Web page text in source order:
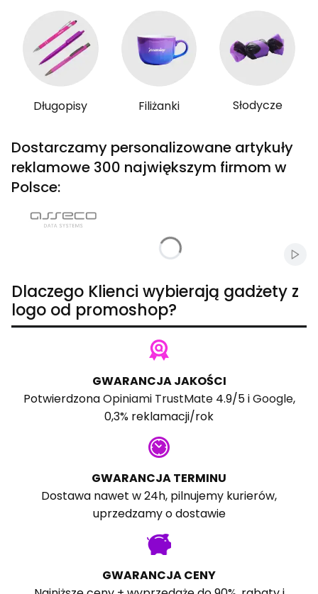
Długopisy Filiżanki Słodycze
Dostarczamy personalizowane artykuły
reklamowe 300 największym firmom w
Polsce:
Dlaczego Klienci wybierają gadżety z
logo od promoshop?
GWARANCJA JAKOŚCI
PotwierdzonaOpiniami TrustMate4.9/5 iGoogle,
0,3% reklamacji/rok
GWARANCJA TERMINU
Dostawa nawet w 24h, pilnujemy kurierów,
uprzedzamy o dostawie
GWARANCJA CENY